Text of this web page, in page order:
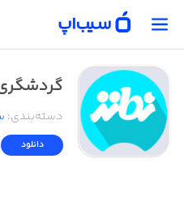
دسته‌بندی:
دانلود